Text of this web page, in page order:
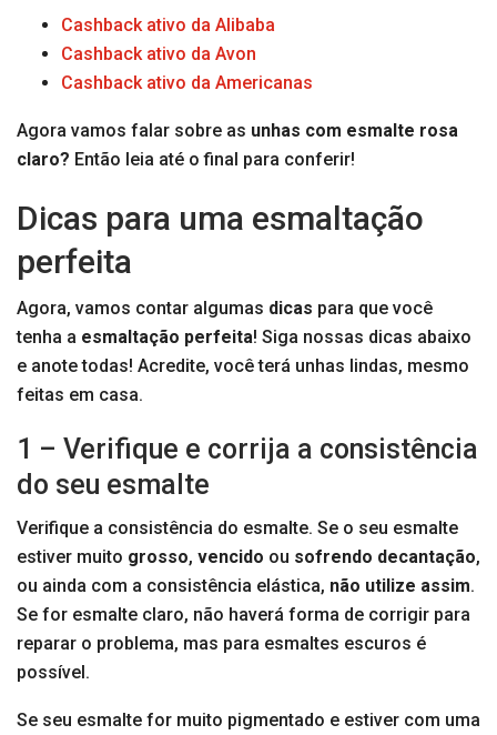
Cashback ativo da Alibaba
Cashback ativo da Avon
Cashback ativo da Americanas
Agora vamos falar sobre as unhas com esmalte rosa
claro? Então leia até o final para conferir!
Dicas para uma esmaltação
perfeita
Agora, vamos contar algumas dicas para que você
tenha a esmaltação perfeita! Siga nossas dicas abaixo
e anote todas! Acredite, você terá unhas lindas, mesmo
feitas em casa.
1 – Verifique e corrija a consistência
do seu esmalte
Verifique a consistência do esmalte. Se o seu esmalte
estiver muito grosso, vencido ou sofrendo decantação,
ou ainda com a consistência elástica, não utilize assim.
Se for esmalte claro, não haverá forma de corrigir para
reparar o problema, mas para esmaltes escuros é
possível.
Se seu esmalte for muito pigmentado e estiver com uma